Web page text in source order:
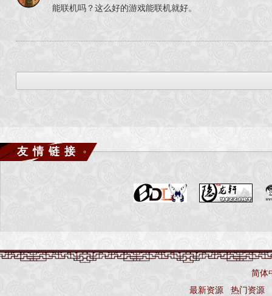
能联机吗？这么好的游戏能联机就好。
友情链接
简体
最新资源 热门资源